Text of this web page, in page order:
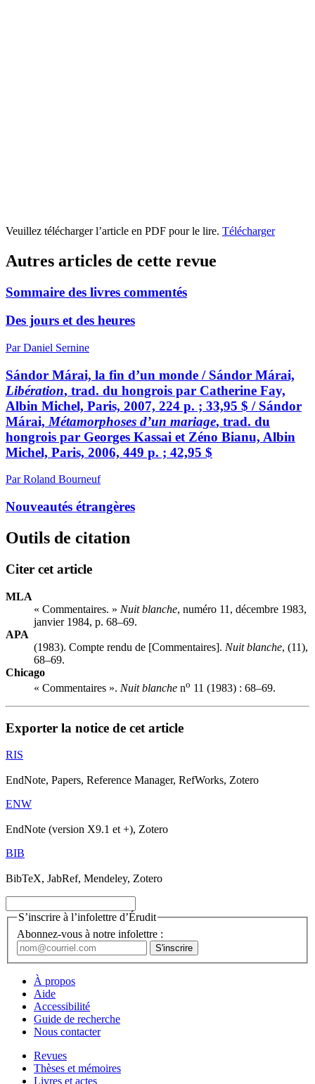
Veuillez télécharger l’article en PDF pour le lire. Télécharger
Autres articles de cette revue
Sommaire des livres commentés
Des jours et des heures
Par Daniel Sernine
Sándor Márai, la fin d’un monde / Sándor Márai,
Libération, trad. du hongrois par Catherine Fay,
Albin Michel, Paris, 2007, 224 p. ; 33,95 $ / Sándor
Márai, Métamorphoses d’un mariage, trad. du
hongrois par Georges Kassai et Zéno Bianu, Albin
Michel, Paris, 2006, 449 p. ; 42,95 $
Par Roland Bourneuf
Nouveautés étrangères
Outils de citation
Citer cet article
MLA
« Commentaires. » Nuit blanche, numéro 11, décembre 1983,
janvier 1984, p. 68–69.
APA
(1983). Compte rendu de [Commentaires]. Nuit blanche, (11),
68–69.
Chicago
« Commentaires ». Nuit blanche no 11 (1983) : 68–69.
Exporter la notice de cet article
RIS
EndNote, Papers, Reference Manager, RefWorks, Zotero
ENW
EndNote (version X9.1 et +), Zotero
BIB
BibTeX, JabRef, Mendeley, Zotero
S’inscrire à l’infolettre d’Érudit
Abonnez-vous à notre infolettre :
À propos
Aide
Accessibilité
Guide de recherche
Nous contacter
Revues
Thèses et mémoires
Livres et actes